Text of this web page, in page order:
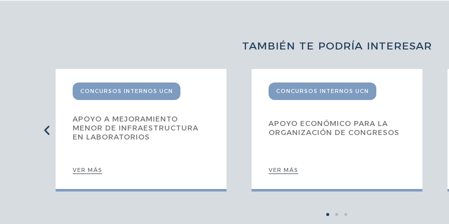
TAMBIÉN TE PODRÍA INTERESAR
CONCURSOS INTERNOS UCN
APOYO A MEJORAMIENTO
MENOR DE INFRAESTRUCTURA
EN LABORATORIOS
VER MÁS
CONCURSOS INTERNOS UCN
APOYO ECONÓMICO PARA LA
ORGANIZACIÓN DE CONGRESOS
VER MÁS